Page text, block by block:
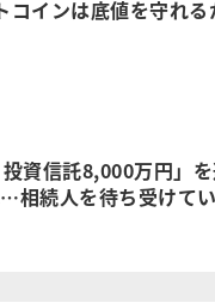
コインは底値を守れ
資信託8,000万円」
相続人を待ち受けて